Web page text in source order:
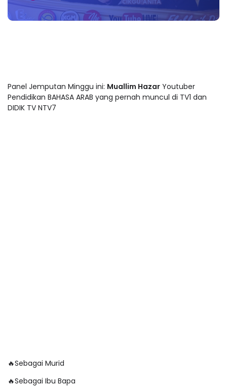
Panel Jemputan Minggu ini: Muallim Hazar Youtuber
Pendidikan BAHASA ARAB yang pernah muncul di TV1 dan
DIDIK TV NTV7
🔥Sebagai Murid
🔥Sebagai Ibu Bapa